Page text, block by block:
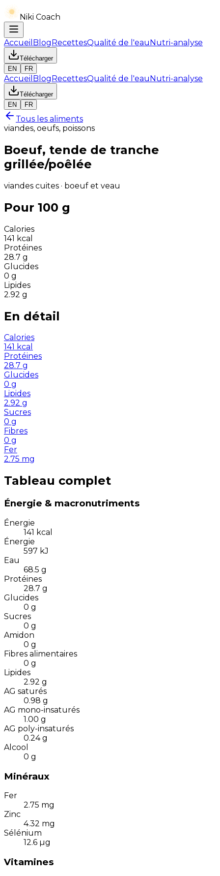
Niki Coach
Accueil BlogRecettesQualité de l'eauNutri-analyse
Télécharger
EN
FR
Accueil BlogRecettesQualité de l'eauNutri-analyse
Télécharger
EN
FR
Tous les aliments
viandes, oeufs, poissons
Boeuf, tende de tranche
grillée/poêlée
viandes cuites · boeuf et veau
Pour 100 g
Calories
141 kcal
Protéines
28.7 g
Glucides
0 g
Lipides
2.92 g
En détail
Calories
141 kcal
Protéines
28.7 g
Glucides
0 g
Lipides
2.92 g
Sucres
0 g
Fibres
0 g
Fer
2.75 mg
Tableau complet
Énergie & macronutriments
Énergie
141 kcal
Énergie
597 kJ
Eau
68.5 g
Protéines
28.7 g
Glucides
0 g
Sucres
0 g
Amidon
0 g
Fibres alimentaires
0 g
Lipides
2.92 g
AG saturés
0.98 g
AG mono-insaturés
1.00 g
AG poly-insaturés
0.24 g
Alcool
0 g
Minéraux
Fer
2.75 mg
Zinc
4.32 mg
Sélénium
12.6 µg
Vitamines